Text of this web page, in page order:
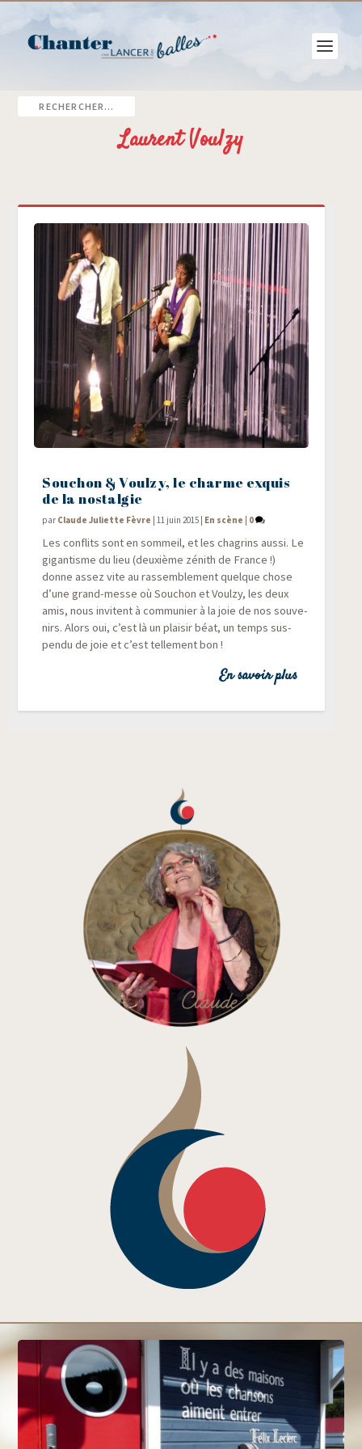
Laurent Voulzy
Souchon & Voulzy, le charme exquis
de la nostalgie
par Claude Juliette Fèvre | 11 juin 2015 | En scène | 0
Les conflits sont en som­meil, et les cha­grins aus­si. Le
gigan­tisme du lieu (deuxième zénith de France !)
donne assez vite au ras­sem­ble­ment quelque chose
d’une grand-messe où Sou­chon et Voul­zy, les deux
amis, nous invitent à com­mu­nier à la joie de nos sou­ve­
nirs. Alors oui, c’est là un plai­sir béat, un temps sus­
pen­du de joie et c’est tel­le­ment bon !
En savoir plus